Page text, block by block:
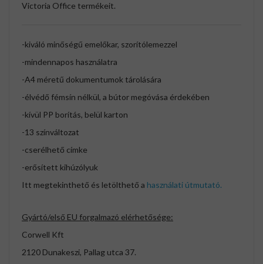
Victoria Office termékeit.
-kiváló minőségű emelőkar, szorítólemezzel
-mindennapos használatra
-A4 méretű dokumentumok tárolására
-élvédő fémsín nélkül, a bútor megóvása érdekében
-kívül PP borítás, belül karton
-13 színváltozat
-cserélhető címke
-erősített kihúzólyuk
Itt megtekinthető és letölthető a használati útmutató.
Gyártó/első EU forgalmazó elérhetősége:
Corwell Kft
2120 Dunakeszi, Pallag utca 37.